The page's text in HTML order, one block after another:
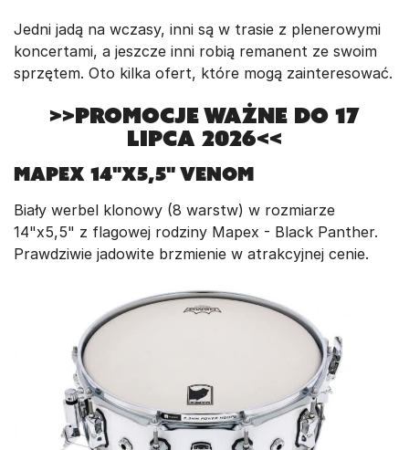
Jedni jadą na wczasy, inni są w trasie z plenerowymi
koncertami, a jeszcze inni robią remanent ze swoim
sprzętem. Oto kilka ofert, które mogą zainteresować.
>>Promocje ważne do 17
lipca 2026<<
Mapex 14"x5,5" Venom
Biały werbel klonowy (8 warstw) w rozmiarze
14"x5,5" z flagowej rodziny Mapex - Black Panther.
Prawdziwie jadowite brzmienie w atrakcyjnej cenie.